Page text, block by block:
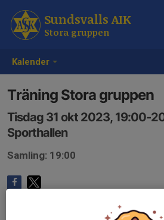
Kalender
Sundsvalls AIK
Stora gruppen
Träning Stora gruppen
Tisdag 31 okt 2023, 19:00-
Sporthallen
Samling: 19:00